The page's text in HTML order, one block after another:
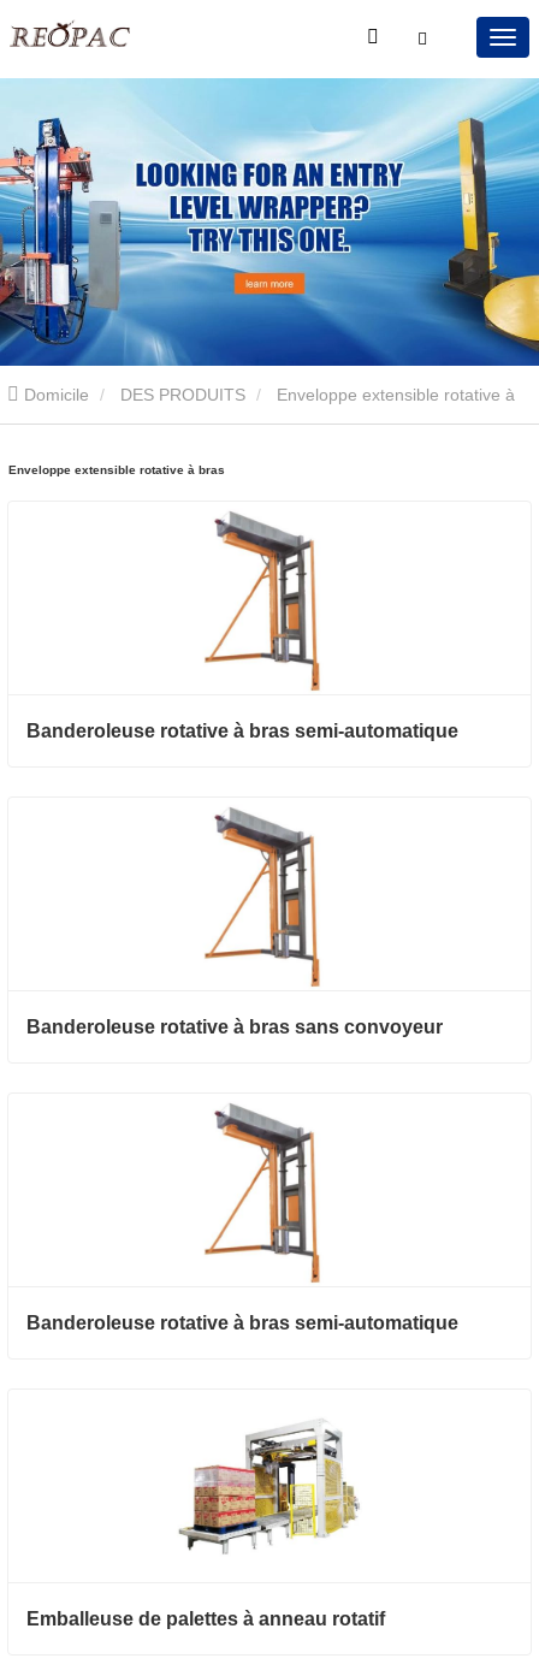
Domicile DES PRODUITS
Enveloppe extensible rotative à bras
Banderoleuse rotative à bras semi-automatique
Banderoleuse rotative à bras sans convoyeur
Banderoleuse rotative à bras semi-automatique
Emballeuse de palettes à anneau rotatif